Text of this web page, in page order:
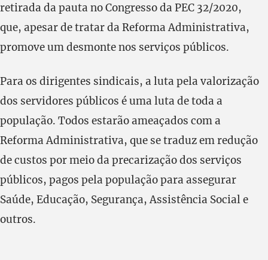
retirada da pauta no Congresso da PEC 32/2020,
que, apesar de tratar da Reforma Administrativa,
promove um desmonte nos serviços públicos.
Para os dirigentes sindicais, a luta pela valorização
dos servidores públicos é uma luta de toda a
população. Todos estarão ameaçados com a
Reforma Administrativa, que se traduz em redução
de custos por meio da precarização dos serviços
públicos, pagos pela população para assegurar
Saúde, Educação, Segurança, Assistência Social e
outros.